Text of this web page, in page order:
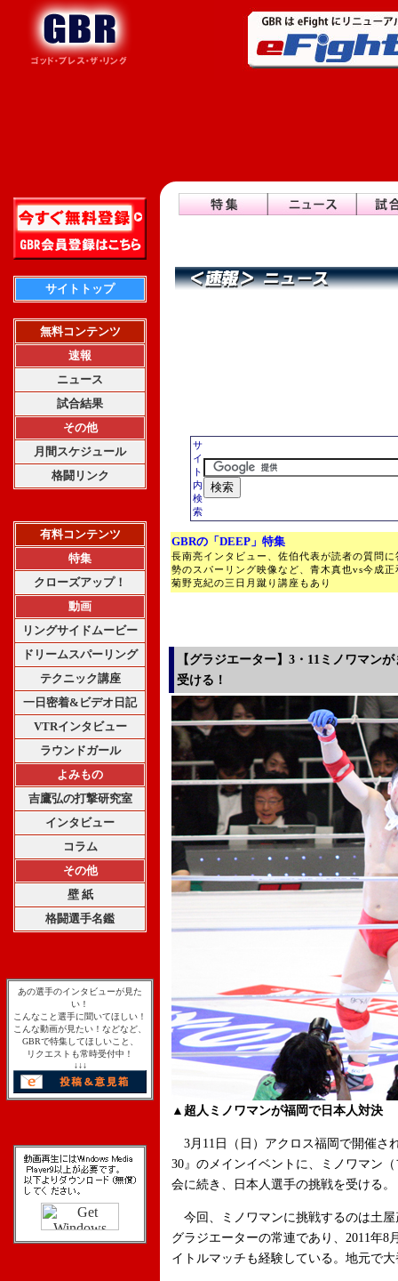
サイトトップ
無料コンテンツ
速報
ニュース
試合結果
その他
月間スケジュール
格闘リンク
有料コンテンツ
特集
クローズアップ！
動画
リングサイドムービー
ドリームスパーリング
テクニック講座
一日密着&ビデオ日記
VTRインタビュー
ラウンドガール
よみもの
吉鷹弘の打撃研究室
インタビュー
コラム
その他
壁 紙
格闘選手名鑑
あの選手のインタビューが見た
い！
こんなこと選手に聞いてほしい！
こんな動画が見たい！などなど、
GBRで特集してほしいこと、
リクエストも常時受付中！
↓↓↓
サ
イ
ト
内
検
索
GBRの「DEEP」特集
長南亮インタビュー、佐伯代表が読者の質問
勢のスパーリング映像など、青木真也vs今成
菊野克紀の三日月蹴り講座もあり
【グラジエーター】3・11ミノワマン
受ける！
▲超人ミノワマンが福岡で日本人対決
3月11日（日）アクロス福岡で開催さ
30』のメインイベントに、ミノワマン
会に続き、日本人選手の挑戦を受ける。
今回、ミノワマンに挑戦するのは土
グラジエーターの常連であり、2011年8
イトルマッチも経験している。地元で